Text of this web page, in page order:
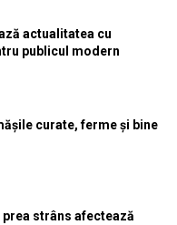
actualitatea cu
publicul modern
curate, ferme și bine
strâns afectează